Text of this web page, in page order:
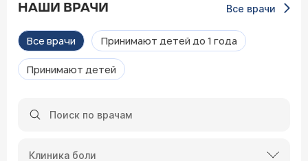
НАШИ ВРАЧИ Все врачи
Все врачи Принимают детей до 1 года
Принимают детей
Клиника боли